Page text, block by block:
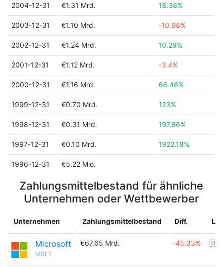
2004-12-31 €1.31 Mrd. 18.38%
2003-12-31 €1.10 Mrd. -10.98%
2002-12-31 €1.24 Mrd. 10.29%
2001-12-31 €1.12 Mrd. -3.4%
2000-12-31 €1.16 Mrd. 66.46%
1999-12-31 €0.70 Mrd. 123%
1998-12-31 €0.31 Mrd. 197.86%
1997-12-31 €0.10 Mrd. 1922.18%
1996-12-31 €5.22 Mio.
Zahlungsmittelbestand für ähnliche
Unternehmen oder Wettbewerber
Unternehmen Zahlungsmittelbestand Diff.
Microsoft
MSFT
€67.65 Mrd. -45.33%